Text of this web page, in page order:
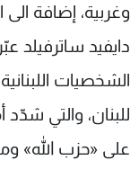
وغربية، إضافة الى
دايفيد ساترفيلد
الشخصيات
للبنان، والتي
على «حزب الله»